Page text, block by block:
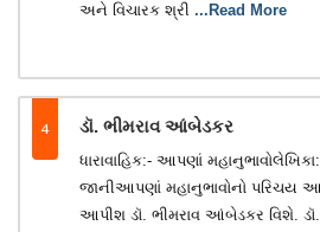
અને વિચારક શ્રી ...Read More
4 ડૉ. ભીમરાવ આંબેડકર
ધારાવાહિક:- આપણાં
જાનીઆપણાં મહાનુભાવોનો પરિચય
આપીશ ડૉ. ભીમરાવ આંબેડકર વિશે.